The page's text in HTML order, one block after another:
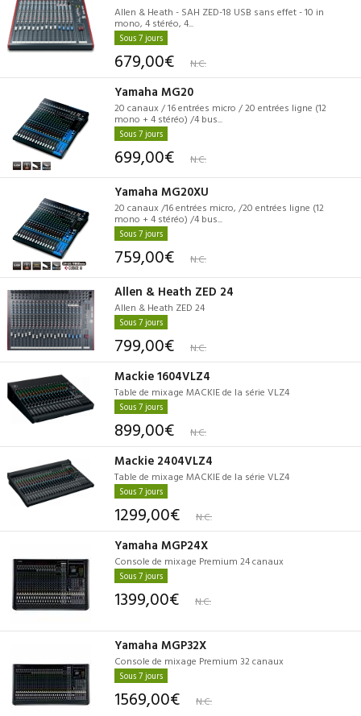
Allen & Heath - SAH ZED-18 USB sans effet - 10 in
mono, 4 stéréo, 4...
Sous 7 jours
679,00€ N.C.
Yamaha MG20
20 canaux / 16 entrées micro / 20 entrées ligne (12
mono + 4 stéréo) /4 bus...
Sous 7 jours
699,00€ N.C.
Yamaha MG20XU
20 canaux /16 entrées micro, /20 entrées ligne (12
mono + 4 stéréo) /4 bus...
Sous 7 jours
759,00€ N.C.
Allen & Heath ZED 24
Allen & Heath ZED 24
Sous 7 jours
799,00€ N.C.
Mackie 1604VLZ4
Table de mixage MACKIE de la série VLZ4
Sous 7 jours
899,00€ N.C.
Mackie 2404VLZ4
Table de mixage MACKIE de la série VLZ4
Sous 7 jours
1299,00€ N.C.
Yamaha MGP24X
Console de mixage Premium 24 canaux
Sous 7 jours
1399,00€ N.C.
Yamaha MGP32X
Console de mixage Premium 32 canaux
Sous 7 jours
1569,00€ N.C.